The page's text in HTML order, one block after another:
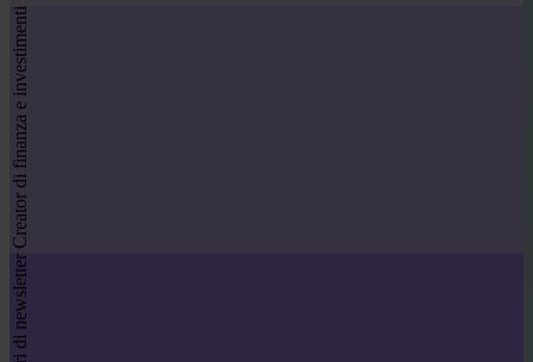
Creator di finanza e investimenti
Autori di newsletter